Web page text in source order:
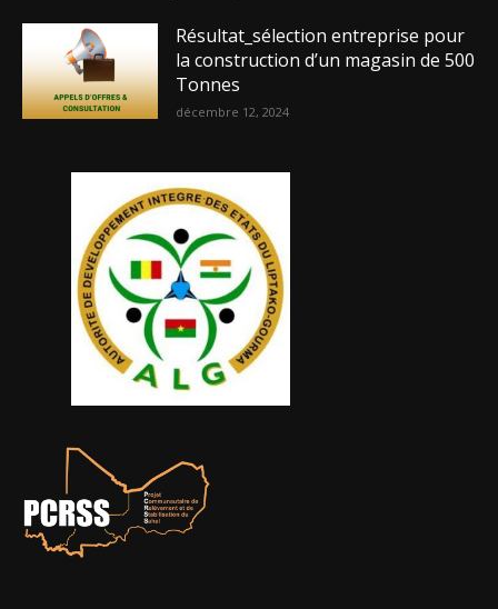
Résultat_sélection entreprise pour
la construction d’un magasin de 500
Tonnes
décembre 12, 2024